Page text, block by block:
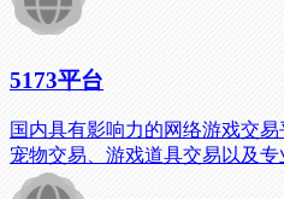
5173平台
国内具有影响力的网络游戏交
宠物交易、游戏道具交易以及